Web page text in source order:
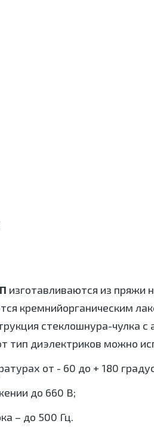
изготавливаются из пряжи
кремнийорганическим
стеклошнура-чулка
тип диэлектриков можно
от - 60 до + 180
до 660 В;
– до 500 Гц.